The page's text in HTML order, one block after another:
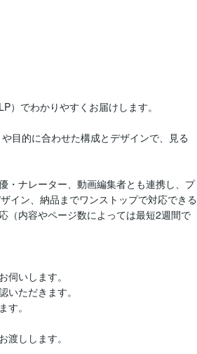
）でわかりやすくお届けします。
目的に合わせた構成とデザインで、見る
・ナレーター、動画編集者とも連携し、プ
イン、納品までワンストップで対応できる
（内容やページ数によっては最短2週間で
いします。
ただきます。
。
しします。